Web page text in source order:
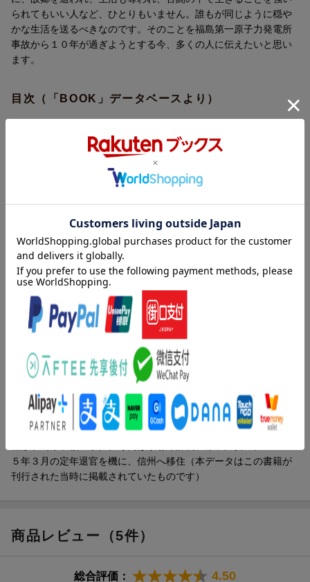
られてもいい人など、ひとりもいません。誰もが同じように穏や
かな生活を送るべきなのです。そのことを福島第一原子力発電所
事故から１０年が過ぎようとする今、多くの人に伝えたいと思い
ます。
目次（「BOOK」データベースより）
現在までの１０年を振り返る（２０１１年３月１１日１９時３
分 原子力緊急事態宣言発令／原子炉建屋で水素爆発が発生 悪
夢のような光景が広がった ほか）／第２章 私たちが生きてい
る間に原発事故は収束しない（３０〜４０年で廃炉を完了させる
という楽観的な見通しの上に作られた呆れた計画／人間は一切入
ることができず、ロボット頼みの炉心内の調査 ほか）／第３
章 見棄てられた日本国民ー政府は決して真実を教えない（東京
オリンピックは福島第一原子力発電所事故を隠蔽するために誘致
された／原子力緊急事態宣言下の国でオリンピックを開催すると
いう愚行 ほか）／第４章 それでもまだ原発を続けるのです
か？（福島第一原子力発電所の事故後、世界各国で原発からの撤
退が始まった／世界の潮流に逆行し、輸出政策は総崩れ それで
も原発にこだわり続ける日本 ほか）／第５章 いわれのない犠
牲を他者に強いない生き方（原発誘致をめぐる地方自治体と電力
会社の恐るべき癒着／交付金という「原発マネー」をめぐり自治
体が争奪戦を繰り広げる ほか）
著者情報（「BOOK」データベースより）
小出裕章（コイデヒロアキ）
１９４９年、東京生まれ。工学者（原子核工学）。元京都大学原
子炉実験所助教。１９６８年、原子力の平和利用に夢を抱いて東
北大学工学部原子核工学科に入学。１９７０年、女川での反原発
集会への参加を機に、原発をやめさせるために原子力の研究を続
けることを決意。１９７４年、東北大学大学院工学研究科修士課
５年３月の定年退官を機に、信州へ移住（本データはこの書籍が
刊行された当時に掲載されていたものです）
商品レビュー（5件）
総合評価： 4.50